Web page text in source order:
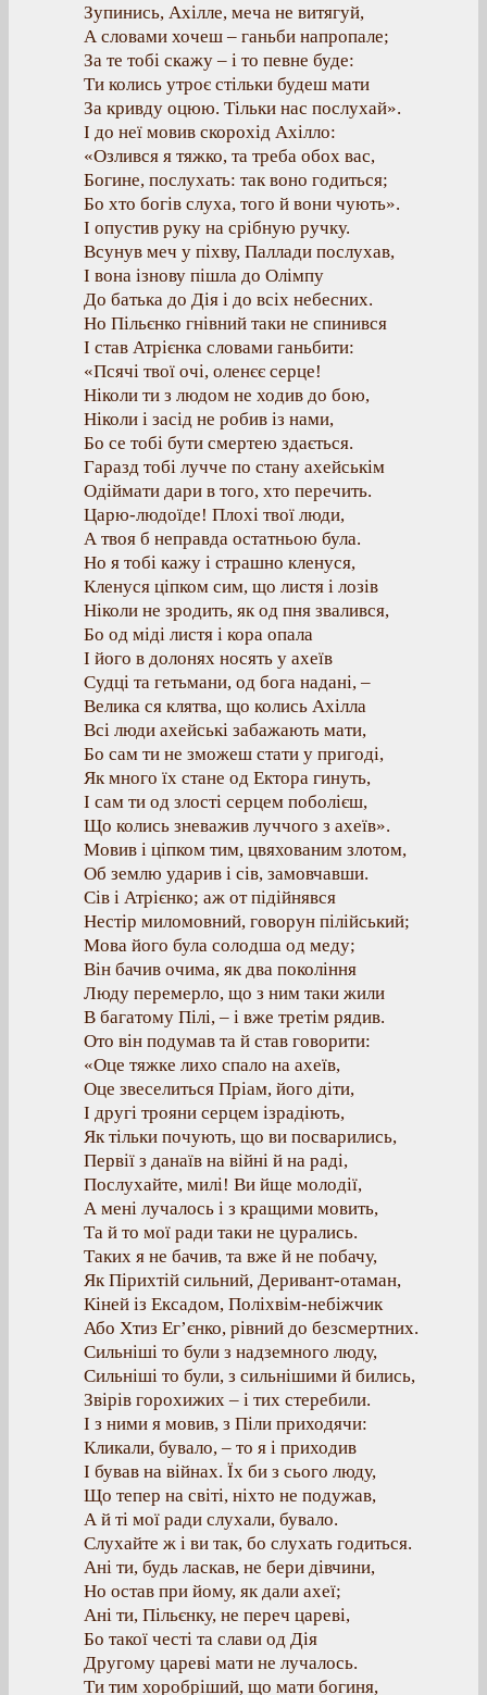
Зупинись, Ахілле, меча не витягуй,
А словами хочеш – ганьби напропале;
За те тобі скажу – і то певне буде:
Ти колись утроє стільки будеш мати
За кривду оцюю. Тільки нас послухай».
І до неї мовив скорохід Ахілло:
«Озлився я тяжко, та треба обох вас,
Богине, послухать: так воно годиться;
Бо хто богів слуха, того й вони чують».
І опустив руку на срібную ручку.
Всунув меч у піхву, Паллади послухав,
І вона ізнову пішла до Олімпу
До батька до Дія і до всіх небесних.
Но Пільєнко гнівний таки не спинився
І став Атрієнка словами ганьбити:
«Псячі твої очі, оленєє серце!
Ніколи ти з людом не ходив до бою,
Ніколи і засід не робив із нами,
Бо се тобі бути смертею здається.
Гаразд тобі лучче по стану ахейськім
Одіймати дари в того, хто перечить.
Царю-людоїде! Плохі твої люди,
А твоя б неправда остатньою була.
Но я тобі кажу і страшно кленуся,
Кленуся ціпком сим, що листя і лозів
Ніколи не зродить, як од пня звалився,
Бо од міді листя і кора опала
І його в долонях носять у ахеїв
Судці та гетьмани, од бога надані, –
Велика ся клятва, що колись Ахілла
Всі люди ахейські забажають мати,
Бо сам ти не зможеш стати у пригоді,
Як много їх стане од Ектора гинуть,
І сам ти од злості серцем поболієш,
Що колись зневажив луччого з ахеїв».
Мовив і ціпком тим, цвяхованим злотом,
Об землю ударив і сів, замовчавши.
Сів і Атрієнко; аж от підійнявся
Нестір миломовний, говорун пілійський;
Мова його була солодша од меду;
Він бачив очима, як два покоління
Люду перемерло, що з ним таки жили
В багатому Пілі, – і вже третім рядив.
Ото він подумав та й став говорити:
«Оце тяжке лихо спало на ахеїв,
Оце звеселиться Пріам, його діти,
І другі трояни серцем ізрадіють,
Як тільки почують, що ви посварились,
Первії з данаїв на війні й на раді,
Послухайте, милі! Ви йще молодії,
А мені лучалось і з кращими мовить,
Та й то мої ради таки не цурались.
Таких я не бачив, та вже й не побачу,
Як Пірихтій сильний, Деривант-отаман,
Кіней із Ексадом, Поліхвім-небіжчик
Або Хтиз Ег’єнко, рівний до безсмертних.
Сильніші то були з надземного люду,
Сильніші то були, з сильнішими й бились,
Звірів горохижих – і тих стеребили.
І з ними я мовив, з Піли приходячи:
Кликали, бувало, – то я і приходив
І бував на війнах. Їх би з сього люду,
Що тепер на світі, ніхто не подужав,
А й ті мої ради слухали, бувало.
Слухайте ж і ви так, бо слухать годиться.
Ані ти, будь ласкав, не бери дівчини,
Но остав при йому, як дали ахеї;
Ані ти, Пільєнку, не переч цареві,
Бо такої честі та слави од Дія
Другому цареві мати не лучалось.
Ти тим хоробріший, що мати богиня,